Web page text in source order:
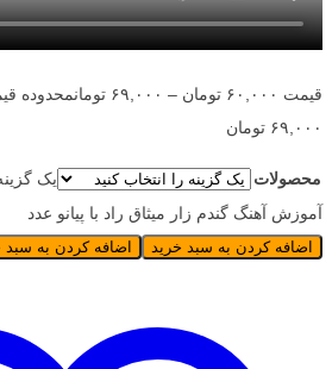
قیمت ۶۰,۰۰۰ تومان – ۶۹,۰۰۰ تومان
۶۹,۰۰۰ تومان
محصولات
یک
آموزش آهنگ گندم زار میثاق راد با پیانو عدد
اضافه کردن به سبد خرید اضافه کردن به سبد